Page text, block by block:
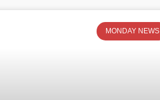
MONDAY NEWS